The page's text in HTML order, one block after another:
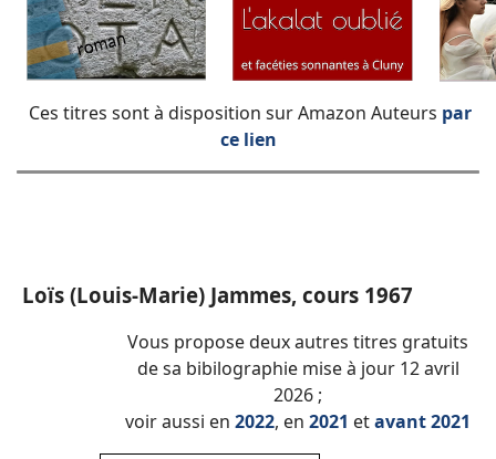
Ces titres sont à disposition sur Amazon Auteurs par
ce lien
Loïs (Louis-Marie) Jammes, cours 1967
Vous propose deux autres titres gratuits
de sa bibilographie mise à jour 12 avril
2026 ;
voir aussi en 2022, en 2021 etavant 2021